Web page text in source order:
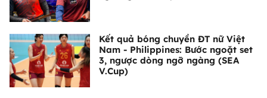
Kết quả bóng chuyền ĐT nữ Việt
Nam - Philippines: Bước ngoặt set
3, ngược dòng ngỡ ngàng (SEA
V.Cup)